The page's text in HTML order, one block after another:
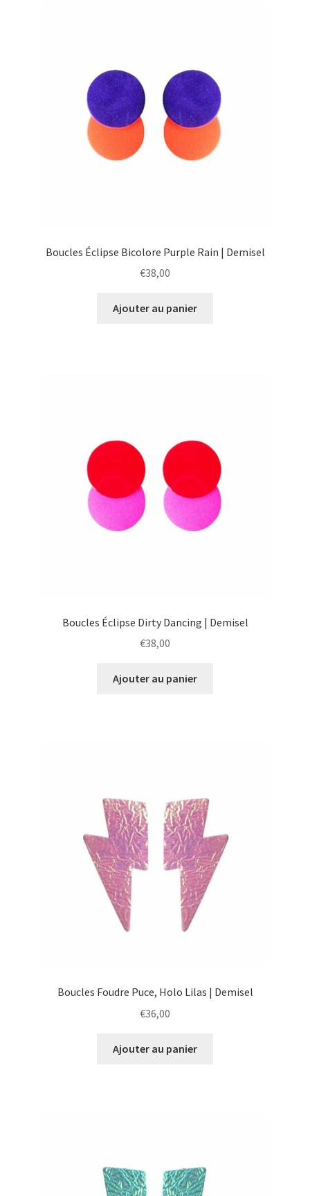
Boucles Éclipse Bicolore Purple Rain | Demisel
€38,00
Ajouter au panier
Boucles Éclipse Dirty Dancing | Demisel
€38,00
Ajouter au panier
Boucles Foudre Puce, Holo Lilas | Demisel
€36,00
Ajouter au panier